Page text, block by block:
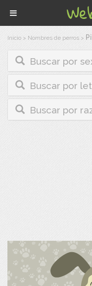
Inicio > Nombres de perros >
Buscar por
Buscar por
Buscar por